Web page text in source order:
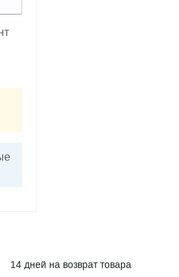
14 дней на возврат товара